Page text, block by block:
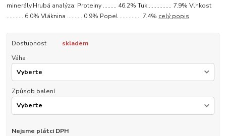
minerály.Hrubá analýza: Proteiny ......... 46.2% Tuk................ 7.9% Vlhkost
........... 6.0% Vláknina .......... 0.9% Popel .............. 7.4% celý popis
Dostupnost
skladem
Váha
Způsob balení
Nejsme plátci DPH